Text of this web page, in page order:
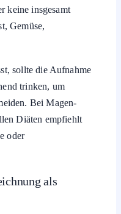
keine insgesamt
Gemüse,
sollte die Aufnahme
trinken, um
Bei Magen-
Diäten empfiehlt
oder
als